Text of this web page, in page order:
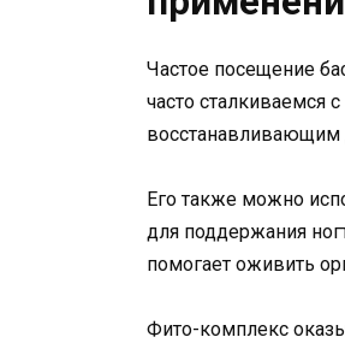
Частое посещение
часто сталкиваемся
восстанавливающим
Его также можно
для поддержания
помогает оживить
Фито-комплекс